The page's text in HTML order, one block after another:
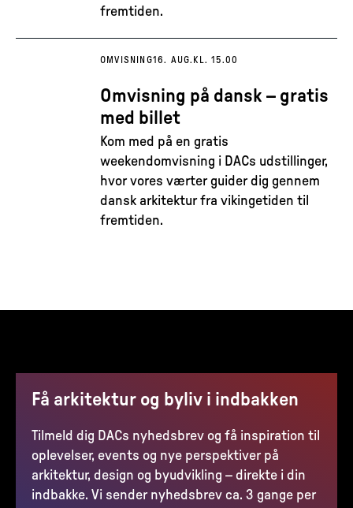
fremtiden.
OMVISNING16. AUG. KL. 15.00
Omvisning på dansk – gratis
med billet
Kom med på en gratis
weekendomvisning i DACs udstillinger,
hvor vores værter guider dig gennem
dansk arkitektur fra vikingetiden til
fremtiden.
Få arkitektur og byliv i indbakken
Tilmeld dig DACs nyhedsbrev og få inspiration til
oplevelser, events og nye perspektiver på
arkitektur, design og byudvikling – direkte i din
indbakke. Vi sender nyhedsbrev ca. 3 gange per